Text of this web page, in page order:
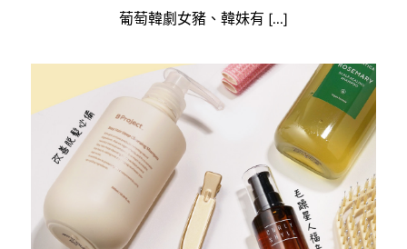
葡萄韓劇女豬、韓妹有 [...]